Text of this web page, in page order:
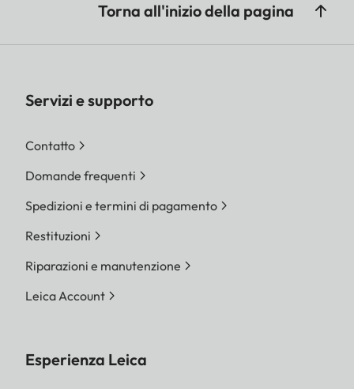
Torna all'inizio della pagina
Servizi e supporto
Contatto
Domande frequenti
Spedizioni e termini di pagamento
Restituzioni
Riparazioni e manutenzione
Leica Account
Esperienza Leica